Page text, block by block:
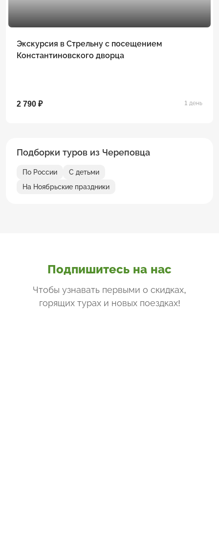
Экскурсия в Стрельну с посещением
Константиновского дворца
2 790 ₽ 1 день
Подборки туров из Череповца
По России
С детьми
На Ноябрьские праздники
Подпишитесь на нас
Чтобы узнавать первыми о скидках,
горящих турах и новых поездках!